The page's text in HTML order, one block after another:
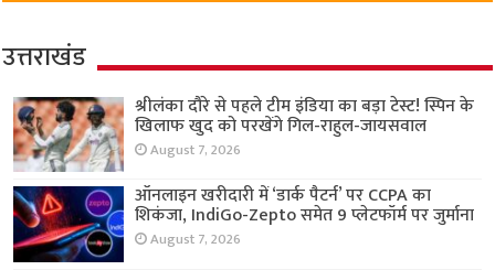
उत्तराखंड
श्रीलंका दौरे से पहले टीम इंडिया का बड़ा टेस्ट! स्पिन के
खिलाफ खुद को परखेंगे गिल-राहुल-जायसवाल
August 7, 2026
ऑनलाइन खरीदारी में ‘डार्क पैटर्न’ पर CCPA का
शिकंजा, IndiGo-Zepto समेत 9 प्लेटफॉर्म पर जुर्माना
August 7, 2026